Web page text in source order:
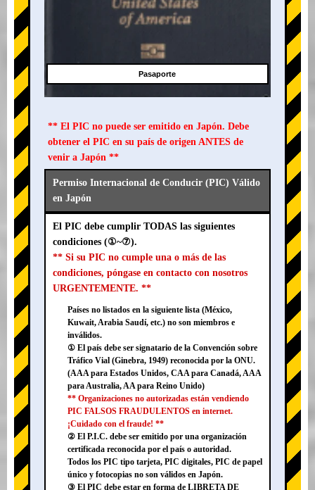
Pasaporte
** El PIC no puede ser emitido en Japón. Debe
obtener el PIC en su país de origen ANTES de
venir a Japón **
Permiso Internacional de Conducir (PIC) Válido
en Japón
El PIC debe cumplir TODAS las siguientes
condiciones (①~⑦).
** Si su PIC no cumple una o más de las
condiciones, póngase en contacto con nosotros
URGENTEMENTE. **
Países no listados en la siguiente lista (México,
Kuwait, Arabia Saudí, etc.) no son miembros e
inválidos.
① El país debe ser signatario de la Convención sobre
Tráfico Vial (Ginebra, 1949) reconocida por la ONU.
(AAA para Estados Unidos, CAA para Canadá, AAA
para Australia, AA para Reino Unido)
** Organizaciones no autorizadas están vendiendo
PIC FALSOS FRAUDULENTOS en internet.
¡Cuidado con el fraude! **
② El P.I.C. debe ser emitido por una organización
certificada reconocida por el país o autoridad.
Todos los PIC tipo tarjeta, PIC digitales, PIC de papel
único y fotocopias no son válidos en Japón.
③ El PIC debe estar en forma de LIBRETA DE